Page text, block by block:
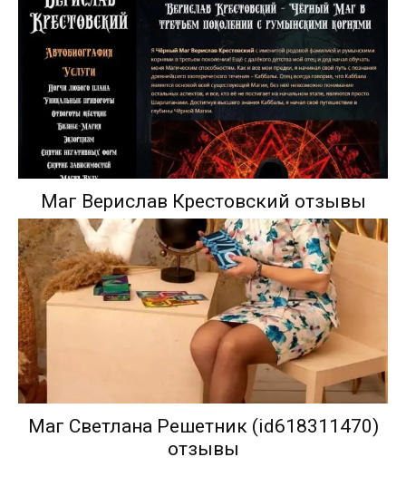
Маг Верислав Крестовский отзывы
Маг Светлана Решетник (id618311470)
отзывы